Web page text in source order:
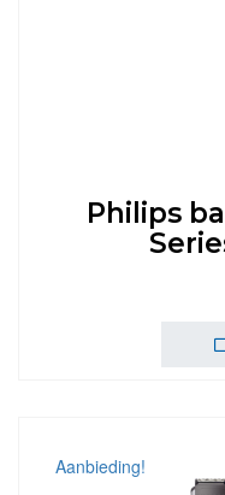
Philips
Aanbieding!